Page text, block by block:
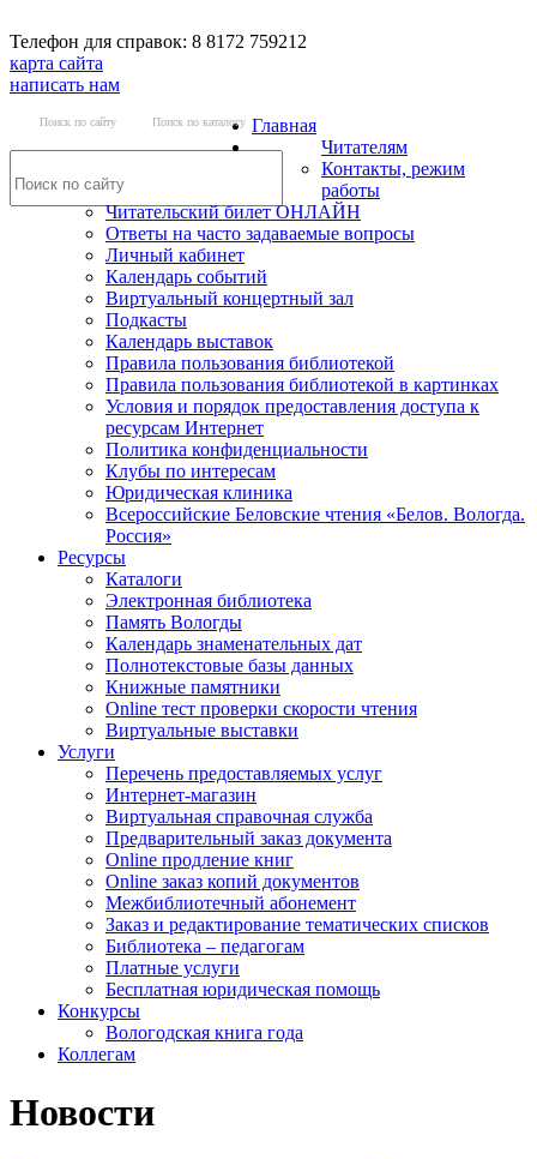
Телефон для справок: 8 8172 759212
карта сайта
написать нам
Поиск по сайту Поиск по каталогу Главная
Читателям
Контакты, режим
работы
Читательский билет ОНЛАЙН
Ответы на часто задаваемые вопросы
Личный кабинет
Календарь событий
Виртуальный концертный зал
Подкасты
Календарь выставок
Правила пользования библиотекой
Правила пользования библиотекой в картинках
Условия и порядок предоставления доступа к
ресурсам Интернет
Политика конфиденциальности
Клубы по интересам
Юридическая клиника
Всероссийские Беловские чтения «Белов. Вологда.
Россия»
Ресурсы
Каталоги
Электронная библиотека
Память Вологды
Календарь знаменательных дат
Полнотекстовые базы данных
Книжные памятники
Online тест проверки скорости чтения
Виртуальные выставки
Услуги
Перечень предоставляемых услуг
Интернет-магазин
Виртуальная справочная служба
Предварительный заказ документа
Online продление книг
Online заказ копий документов
Межбиблиотечный абонемент
Заказ и редактирование тематических списков
Библиотека – педагогам
Платные услуги
Бесплатная юридическая помощь
Конкурсы
Вологодская книга года
Коллегам
Новости